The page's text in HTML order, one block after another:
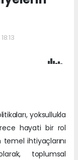
yoksullukla
hayati bir rol
ihtiyaçlarını
toplumsal